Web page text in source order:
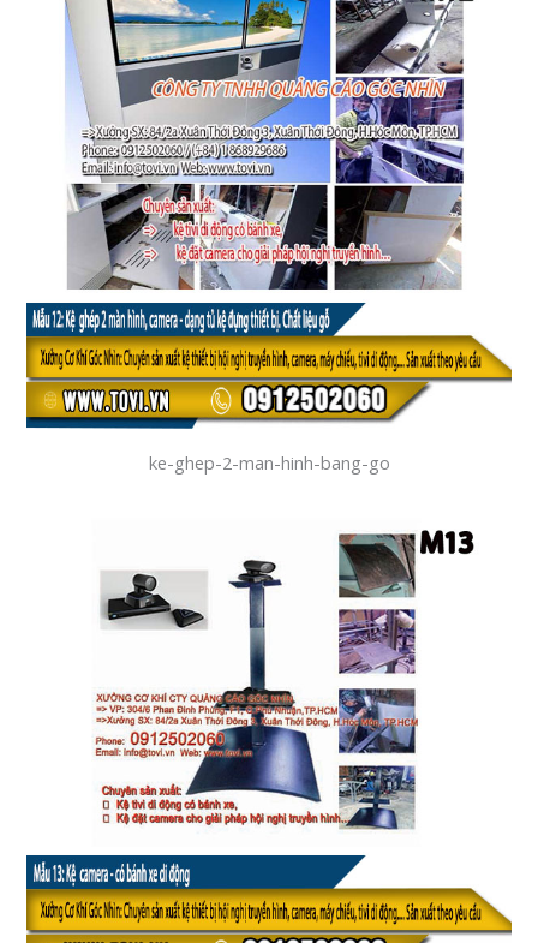
ke-ghep-2-man-hinh-bang-go